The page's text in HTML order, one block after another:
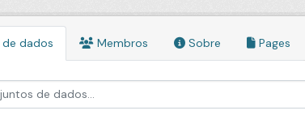
dados Membros Sobre Pages